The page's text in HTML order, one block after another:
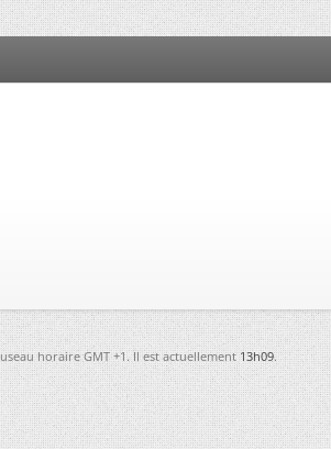
horaire GMT +1. Il est actuellement13h09.